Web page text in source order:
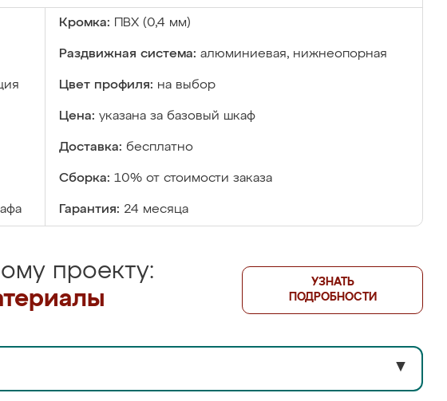
Кромка: ПВХ (0,4 мм)
Раздвижная система: алюминиевая, нижнеопорная
Цвет профиля: на выбор
Цена: указана за базовый шкаф
Доставка: бесплатно
Сборка: 10% от стоимости заказа
Гарантия: 24 месяца
проекту:
УЗНАТЬ
ПОДРОБНОСТИ
▼